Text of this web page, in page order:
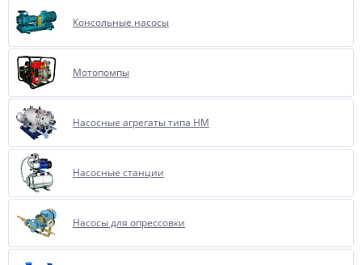
Консольные насосы
Мотопомпы
Насосные агрегаты типа НМ
Насосные станции
Насосы для опрессовки